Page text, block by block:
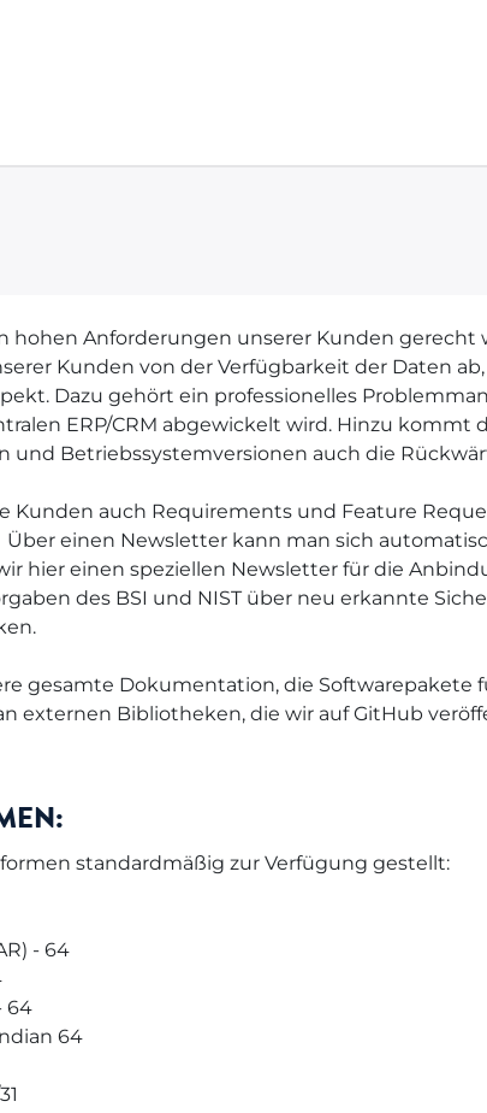
hohen Anforderungen unserer Kunden gerecht
Kunden von der Verfügbarkeit der Daten
Dazu gehört ein professionelles
ERP/CRM abgewickelt wird. Hinzu
und Betriebssystemversionen auch die
Kunden auch Requirements und Feature
einen Newsletter kann man sich
hier einen speziellen Newsletter für die
des BSI und NIST über neu erkannte
gesamte Dokumentation, die Softwarepakete
externen Bibliotheken, die wir auf GitHub
standardmäßig zur Verfügung gestellt:
- 64
64
64